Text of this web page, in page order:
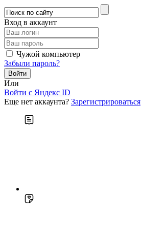
Вход в аккаунт
Чужой компьютер
Забыли пароль?
Или
Войти c Яндекс ID
Еще нет аккаунта? Зарегистрироваться